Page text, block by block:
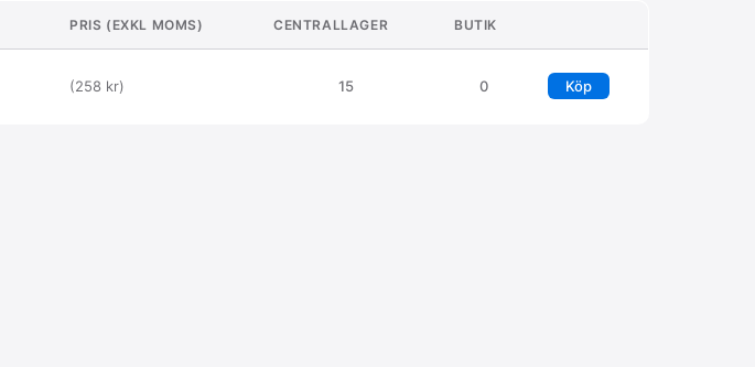
PRIS (EXKL MOMS) CENTRALLAGER BUTIK
(258 kr) 15 0 Köp